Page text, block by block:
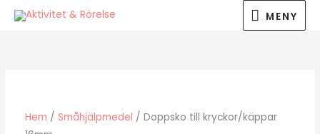
Hoppa
MENY
MENY
Hem / Småhjälpmedel / Doppsko till kryckor/käppar